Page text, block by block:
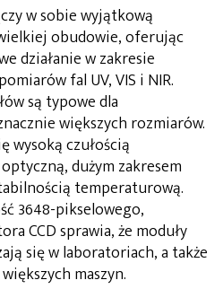
w sobie wyjątkową
obudowie, oferując
działanie w zakresie
fal UV, VIS i NIR.
są typowe dla
większych rozmiarów.
wysoką czułością
dużym zakresem
temperaturową.
3648-pikselowego,
CCD sprawia, że moduły
się w laboratoriach, a także
maszyn.